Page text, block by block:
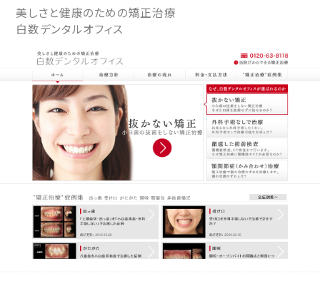
美しさと健康のための矯正治療
白数デンタルオフィス